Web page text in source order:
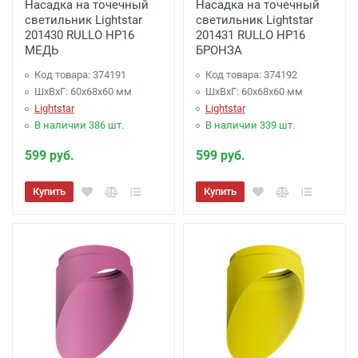
Компании- (для Регионов)Подробнее
Насадка на точечный
светильник Lightstar
201430 RULLO HP16
МЕДЬ
Код товара: 374191
ШхВхГ: 60x68x60 мм
Lightstar
В наличии 386 шт.
599 руб.
Купить
Насадка на точечный
светильник Lightstar
201431 RULLO HP16
БРОНЗА
Код товара: 374192
ШхВхГ: 60x68x60 мм
Lightstar
В наличии 339 шт.
599 руб.
Купить